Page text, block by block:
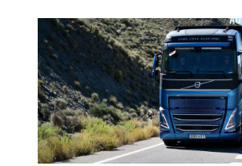
Vetyä
polttomoottoriin